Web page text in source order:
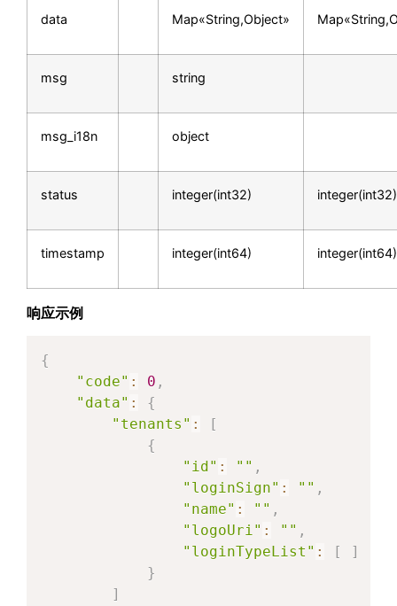
data Map«String,Object»
msg string
msg_i18n object
status integer(int32) integer(int32)
timestamp integer(int64) integer(int64)
响应示例
{
"code" : 0 ,
"data" :
{
"tenants" :
[
{
"id" : "" ,
"loginSign" : "" ,
"name" : "" ,
"logoUri" : "" ,
"loginTypeList" : [
]
}
]